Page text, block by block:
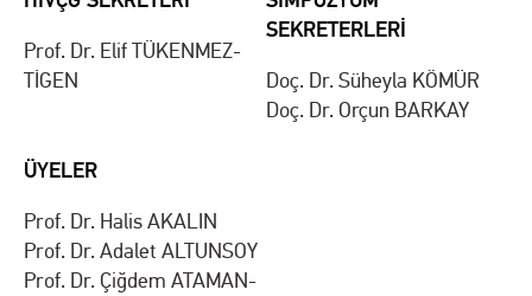
Prof. Dr. Elif TÜKENMEZ-
TİGEN
SEKRETERLERİ
Doç. Dr. Süheyla KÖMÜR
Doç. Dr. Orçun BARKAY
ÜYELER
Prof. Dr. Halis AKALIN
Prof. Dr. Adalet ALTUNSOY
Prof. Dr. Çiğdem ATAMAN-